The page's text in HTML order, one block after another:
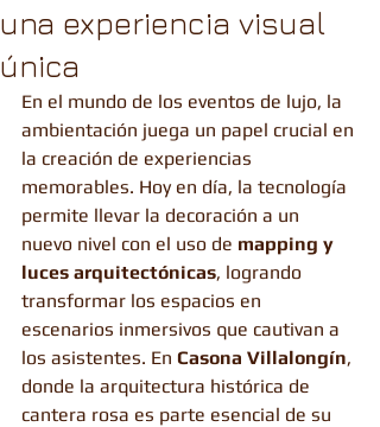
una experiencia visual
única
En el mundo de los eventos de lujo, la
ambientación juega un papel crucial en
la creación de experiencias
memorables. Hoy en día, la tecnología
permite llevar la decoración a un
nuevo nivel con el uso de mapping y
luces arquitectónicas, logrando
transformar los espacios en
escenarios inmersivos que cautivan a
los asistentes. En Casona Villalongín,
donde la arquitectura histórica de
cantera rosa es parte esencial de su